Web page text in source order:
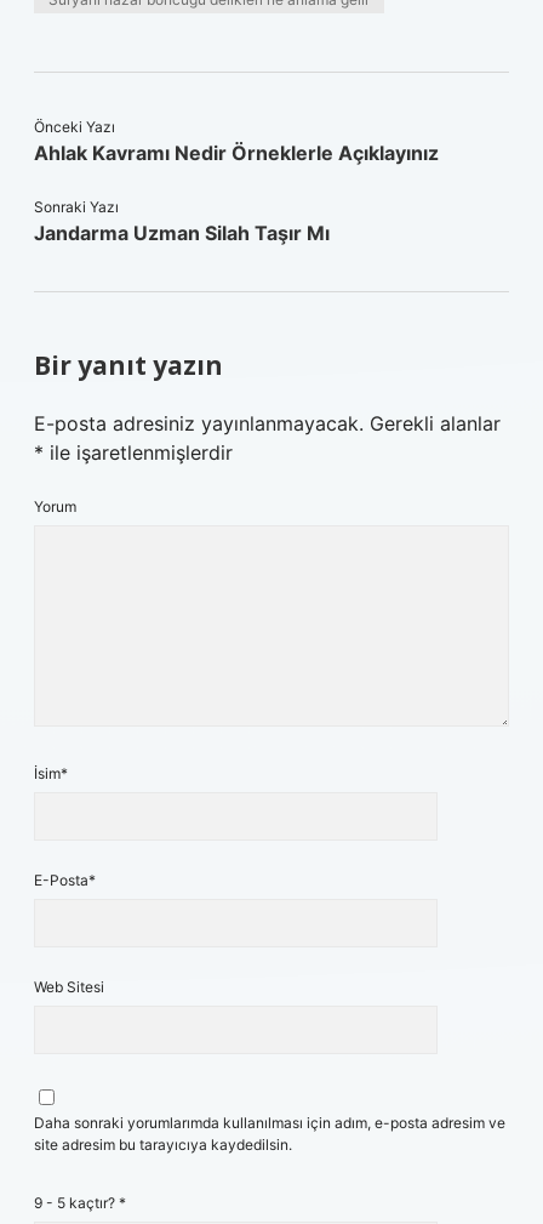
Önceki Yazı
Ahlak Kavramı Nedir Örneklerle Açıklayınız
Sonraki Yazı
Jandarma Uzman Silah Taşır Mı
Bir yanıt yazın
E-posta adresiniz yayınlanmayacak. Gerekli alanlar
* ile işaretlenmişlerdir
Yorum
İsim*
E-Posta*
Web Sitesi
Daha sonraki yorumlarımda kullanılması için adım, e-posta adresim ve
site adresim bu tarayıcıya kaydedilsin.
9 - 5 kaçtır? *